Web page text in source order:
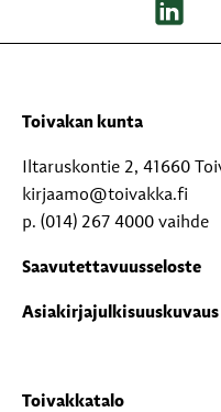
Toivakan kunta
Iltaruskontie 2, 41660
kirjaamo@toivakka.fi
p. (014) 267 4000 vaihde
Saavutettavuusseloste
Asiakirjajulkisuuskuvaus
Toivakkatalo